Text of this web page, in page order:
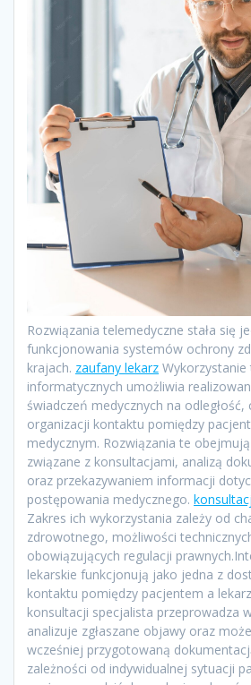
Rozwiązania telemedyczne stała się
funkcjonowania systemów ochrony
krajach. zaufany lekarz
informatycznych umożliwia
świadczeń medycznych na odległość,
organizacji kontaktu pomiędzy
medycznym. Rozwiązania te
związane z konsultacjami, analizą
oraz przekazywaniem informacji
postępowania medycznego.
Zakres ich wykorzystania zależy od
zdrowotnego, możliwości
obowiązujących regulacji
lekarskie funkcjonują jako jedna z
kontaktu pomiędzy pacjentem a
konsultacji specjalista przeprowadza
analizuje zgłaszane objawy oraz
wcześniej przygotowaną
zależności od indywidualnej sytuacji